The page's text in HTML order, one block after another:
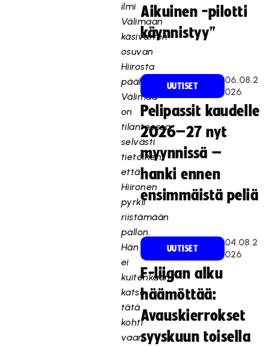
ilmi
Välimaan
käsivarren
osuvan
Hiirosta
päähän.
Välimaa
on
tilanteessa
selvästi
tietoinen,
että
Hiironen
pyrkii
riistämään
pallon.
Hän
ei
kuitenkaan
katso
tätä
kohti
vaan
Aikuinen -pilotti
käynnistyy”
UUTISET
06.08.2
026
Pelipassit kaudelle
2026–27 nyt
myynnissä –
hanki ennen
ensimmäistä peliä
UUTISET
04.08.2
026
F-liigan alku
häämöttää:
Avauskierrokset
syyskuun toisella